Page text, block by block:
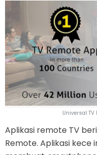
Universal
Aplikasi remote TV
Remote. Aplikasi kece